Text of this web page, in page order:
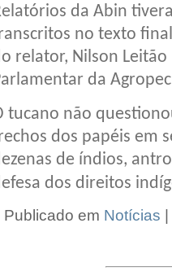
da Abin
no texto
relator, Nilson
da
tucano não
dos papéis em
de índios,
dos direitos
Publicado em Notícias